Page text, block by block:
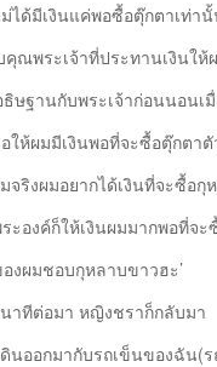
ได้มีเงินแค่พอซื้อตุ๊กตาเท่า
คุณพระเจ้าที่ประทานเงินให้
ธิษฐานกับพระเจ้าก่อนนอนเ
ให้ผมมีเงินพอที่จะซื้อตุ๊กตา
จริงผมอยากได้เงินที่จะซื้อ
ะองค์ก็ให้เงินผมมากพอที่จ
งผมชอบกุหลาบขาวฮะ’
าทีต่อมา หญิงชราก็กลับมา
นออกมากับรถเข็นของฉัน(